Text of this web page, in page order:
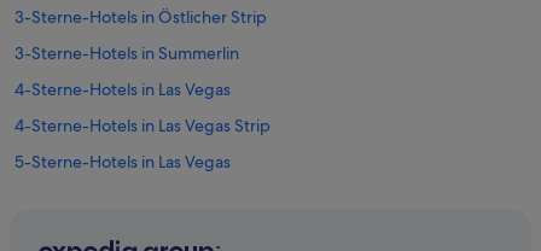
3-Sterne-Hotels in Östlicher Strip
3-Sterne-Hotels in Summerlin
4-Sterne-Hotels in Las Vegas
4-Sterne-Hotels in Las Vegas Strip
5-Sterne-Hotels in Las Vegas